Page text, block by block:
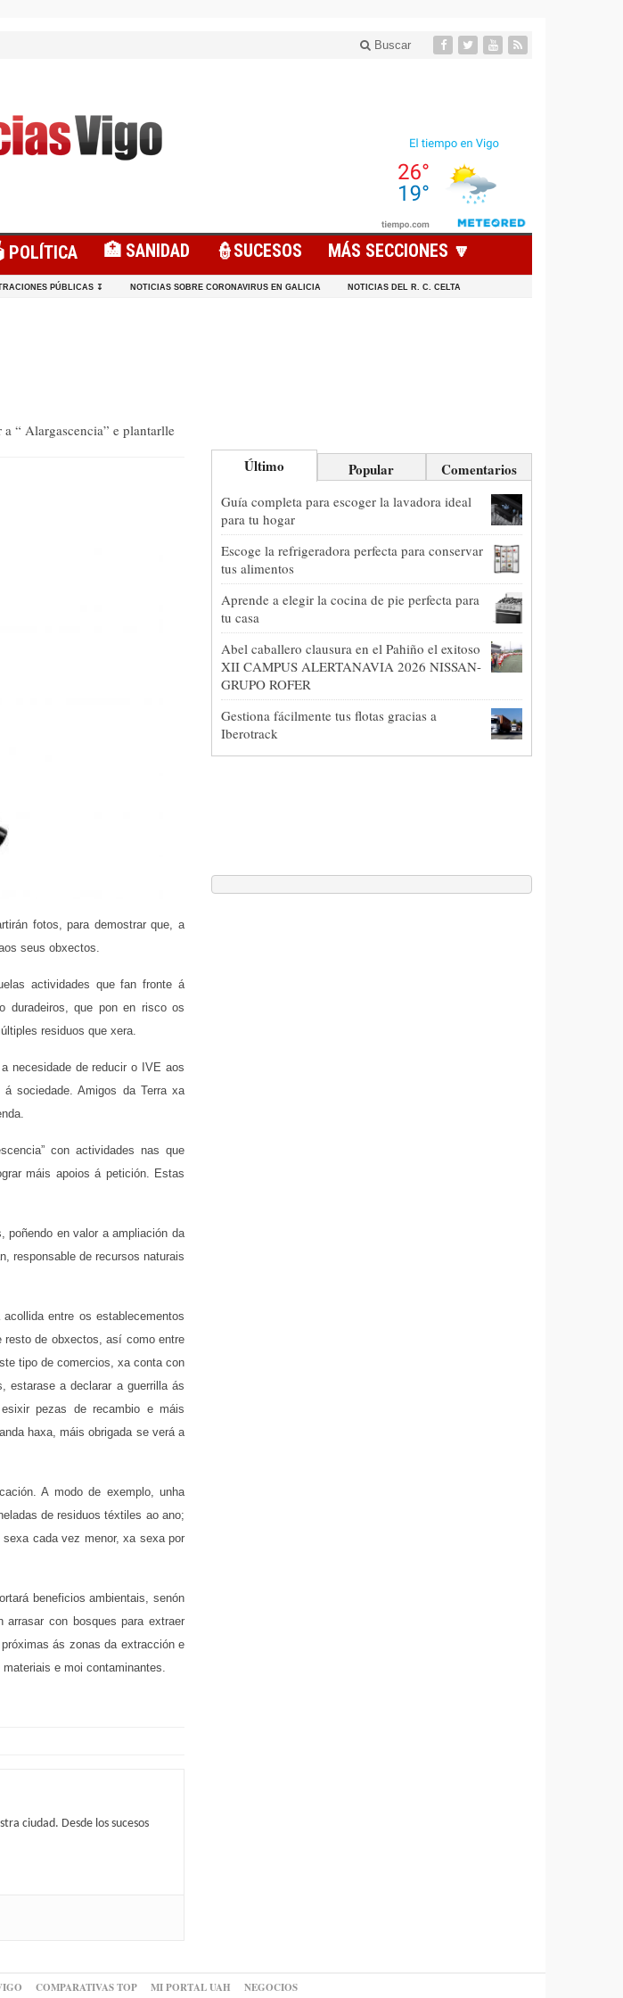
Buscar
🏥 SANIDAD 👮SUCESOS MÁS SECCIONES 🔽
PÚBLICAS ↧ NOTICIAS SOBRE CORONAVIRUS EN GALICIA NOTICIAS DEL R. C. CELTA
“ Alargascencia” e plantarlle
fotos, para demostrar que, a
seus obxectos.
actividades que fan fronte á
duradeiros, que pon en risco os
residuos que xera.
necesidade de reducir o IVE aos
sociedade. Amigos da Terra xa
con actividades nas que
máis apoios á petición. Estas
poñendo en valor a ampliación da
responsable de recursos naturais
entre os establecementos
resto de obxectos, así como entre
tipo de comercios, xa conta con
estarase a declarar a guerrilla ás
pezas de recambio e máis
haxa, máis obrigada se verá a
A modo de exemplo, unha
de residuos téxtiles ao ano;
cada vez menor, xa sexa por
beneficios ambientais, senón
con bosques para extraer
ás zonas da extracción e
e moi contaminantes.
ciudad. Desde los sucesos
Último Popular Comentarios
Guía completa para escoger la lavadora ideal
para tu hogar
Escoge la refrigeradora perfecta para conservar
tus alimentos
Aprende a elegir la cocina de pie perfecta para
tu casa
Abel caballero clausura en el Pahiño el exitoso
XII CAMPUS ALERTANAVIA 2026 NISSAN-
GRUPO ROFER
Gestiona fácilmente tus flotas gracias a
Iberotrack
COMPARATIVAS TOP MI PORTAL UAH NEGOCIOS